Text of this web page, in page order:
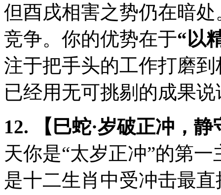
但酉戌相害之势仍在暗
竞争。你的优势在于“以
注于把手头的工作打磨
已经用无可挑剔的成果
12. 【巳蛇·岁破正冲，静
天你是“太岁正冲”的第
是十二生肖中受冲击最